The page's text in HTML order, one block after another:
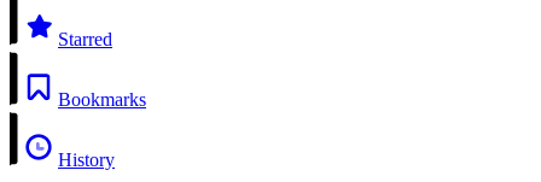
Starred
Bookmarks
History